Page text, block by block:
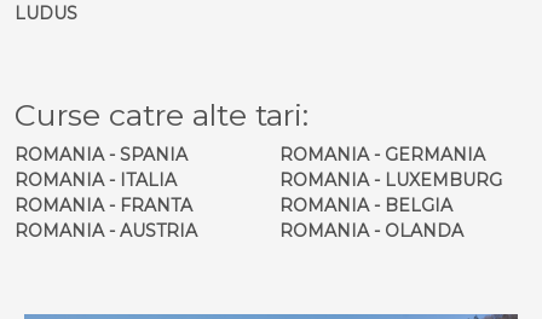
LUDUS
Curse catre alte tari:
ROMANIA - SPANIA
ROMANIA - ITALIA
ROMANIA - FRANTA
ROMANIA - AUSTRIA
ROMANIA - GERMANIA
ROMANIA - LUXEMBURG
ROMANIA - BELGIA
ROMANIA - OLANDA